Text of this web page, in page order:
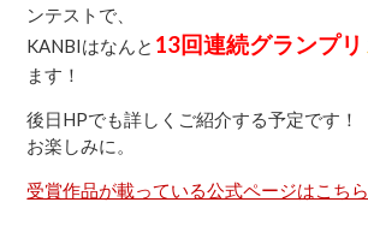
ンテストで、
KANBIはなんと 13回連続グランプリ
ます！
後日HPでも詳しくご紹介する予定です！
お楽しみに。
受賞作品が載っている公式ページはこちら